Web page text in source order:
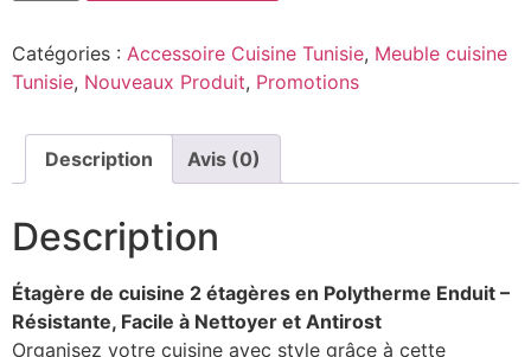
Catégories : Accessoire Cuisine Tunisie, Meuble cuisine
Tunisie, Nouveaux Produit, Promotions
Description Avis (0)
Description
Étagère de cuisine 2 étagères en Polytherme Enduit –
Résistante, Facile à Nettoyer et Antirost
Organisez votre cuisine avec style grâce à cette